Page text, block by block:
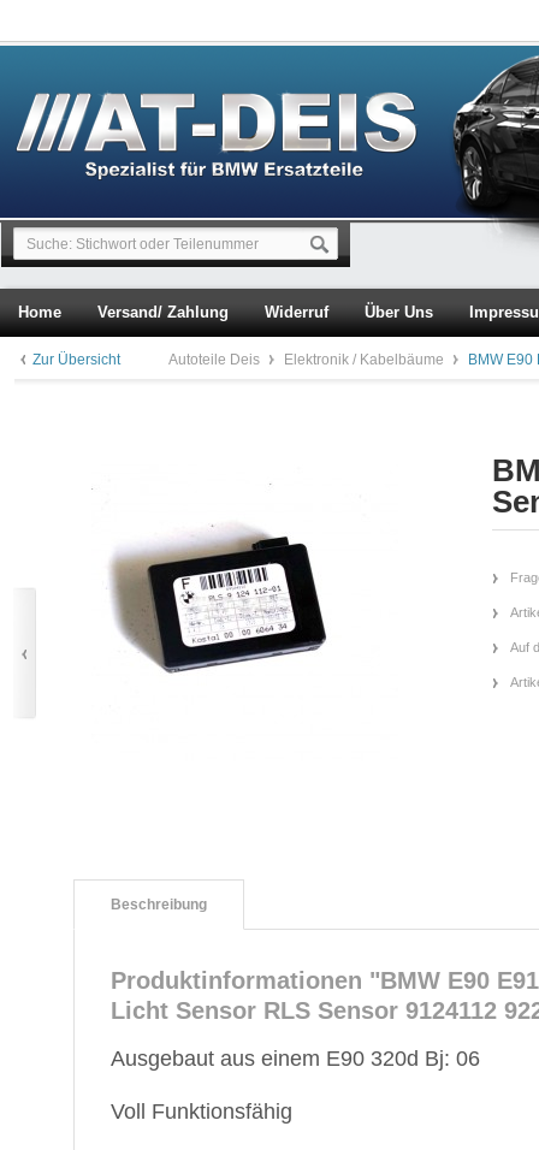
Home Versand/ Zahlung Widerruf Über Uns
Zur Übersicht Autoteile Deis Elektronik / Kabelbäume BMW
Auf
Beschreibung
Produktinformationen "BMW E90
Licht Sensor RLS Sensor 9124112
Ausgebaut aus einem E90 320d Bj: 06
Voll Funktionsfähig